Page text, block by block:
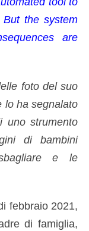
the system
are
foto del suo
lo ha segnalato
uno strumento
di bambini
e le
febbraio 2021,
di famiglia,